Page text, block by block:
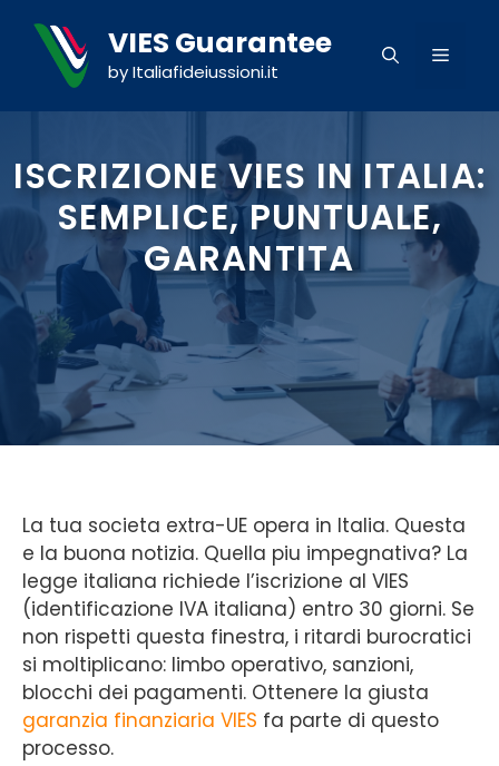
contenuto
VIES Guarantee
by Italiafideiussioni.it
MENU
ISCRIZIONE VIES IN ITALIA:
SEMPLICE, PUNTUALE,
GARANTITA
La tua societa extra-UE opera in Italia. Questa
e la buona notizia. Quella piu impegnativa? La
legge italiana richiede l’iscrizione al VIES
(identificazione IVA italiana) entro 30 giorni. Se
non rispetti questa finestra, i ritardi burocratici
si moltiplicano: limbo operativo, sanzioni,
blocchi dei pagamenti. Ottenere la giusta
garanzia finanziaria VIES fa parte di questo
processo.